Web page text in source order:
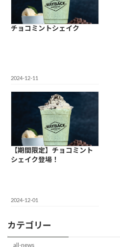
チョコミントシェイク
2024-12-11
【期間限定】チョコミント
シェイク登場！
2024-12-01
カテゴリー
all-news